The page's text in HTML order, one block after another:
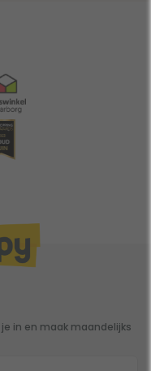
in en maak maandelijks